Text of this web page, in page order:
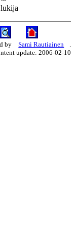
by Sami Rautiainen
update: 2006-02-10